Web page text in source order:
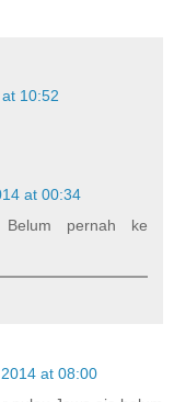
10:52
at 00:34
pernah ke
at 08:00